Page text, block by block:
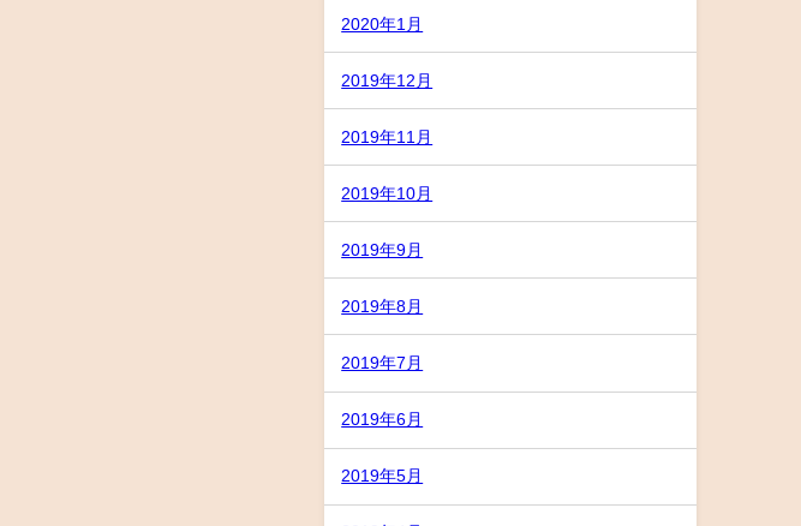
2020年1月
2019年12月
2019年11月
2019年10月
2019年9月
2019年8月
2019年7月
2019年6月
2019年5月